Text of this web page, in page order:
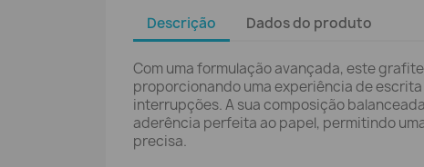
Descrição Dados do produto
Com uma formulação avançada, este
proporcionando uma experiência de escrita
interrupções. A sua composição
aderência perfeita ao papel, permitindo
precisa.